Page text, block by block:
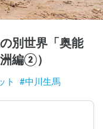
別世界「奥能
編②）
ト #中川生馬